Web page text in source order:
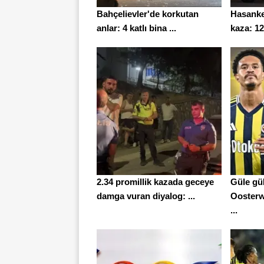
Bahçelievler'de korkutan
anlar: 4 katlı bina ...
kaza:
2.34 promillik kazada geceye
damga vuran diyalog: ...
Güle
...